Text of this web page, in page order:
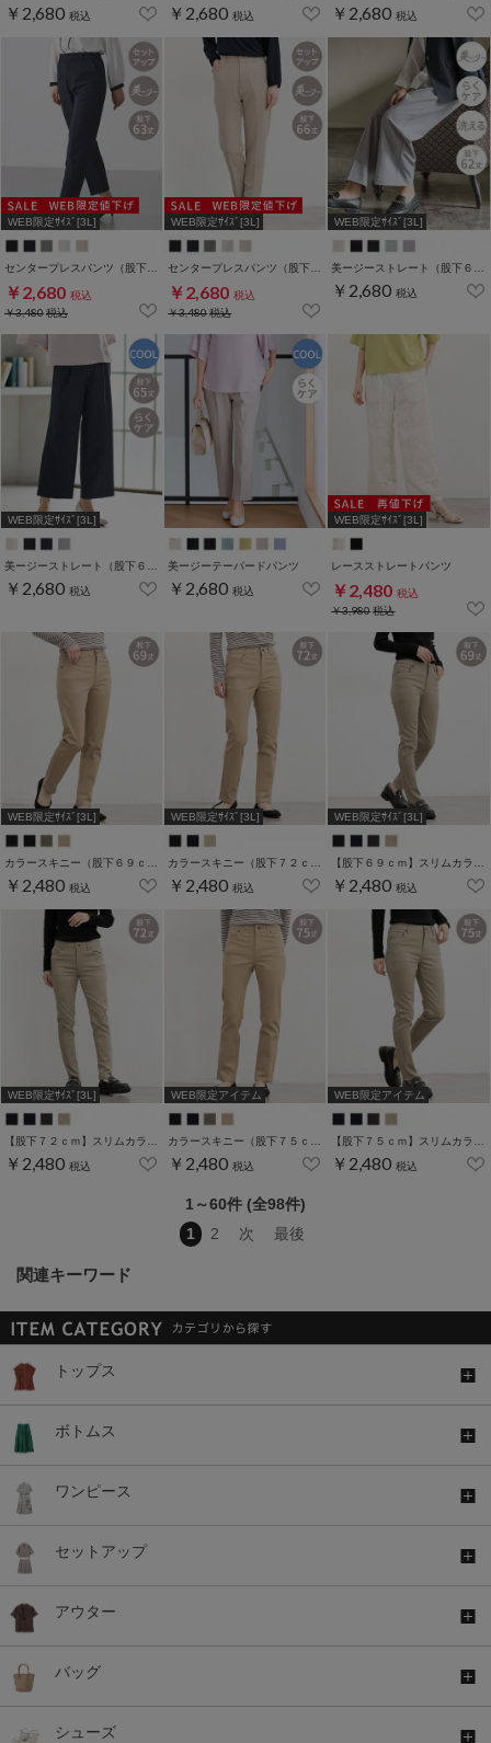
￥2,680 税込 ￥2,680 税込 ￥2,680 税込
WEB限定ｻｲｽﾞ[3L]
￥2,680 税込
￥3,480税込
WEB限定ｻｲｽﾞ[3L]
￥2,680 税込
￥3,480税込
WEB限定ｻｲｽﾞ[3L]
￥2,680 税込
WEB限定ｻｲｽﾞ[3L]
￥2,680 税込
美ージーテーパードパンツ
￥2,680 税込
WEB限定ｻｲｽﾞ[3L]
レースストレートパンツ
￥2,480 税込
￥3,980税込
WEB限定ｻｲｽﾞ[3L]
カラースキニー（股下６９ｃｍ）
￥2,480 税込
WEB限定ｻｲｽﾞ[3L]
カラースキニー（股下７２ｃｍ）
￥2,480 税込
WEB限定ｻｲｽﾞ[3L]
【股下６９ｃｍ】スリムカラースキニー(股下60/63/66/69/72/75cm展開)
￥2,480 税込
WEB限定ｻｲｽﾞ[3L]
￥2,480 税込
WEB限定アイテム
￥2,480 税込
WEB限定アイテム
￥2,480 税込
1～60件 (全98件)
1
2 次 最後
関連キーワード
トップス
ボトムス
ワンピース
セットアップ
アウター
バッグ
シューズ